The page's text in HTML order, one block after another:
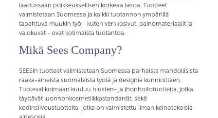
laadussaan poikkeuksellisen korkeaa tasoa. Tuotteet
valmistetaan Suomessa ja kaikki tuotannon ympärillä
tapahtuva muukin työ - kuten verkkosivut, painomateriaalit ja
valokuvat - ovat kotimaista tuotantoa.
Mikä Sees Company?
SEESin tuotteet valmistetaan Suomessa parhaista mahdollisista
raaka-aineista suomalaista työtä ja designia kunnioittaen.
Tuotevalikoimaan kuuluu hiusten- ja ihonhoitotuotteita, jotka
täyttävät luonnonkosmetiikkastandardit, sekä
kodinsiivoustuotteita, jotka on valmistettu ilman keinotekoisia